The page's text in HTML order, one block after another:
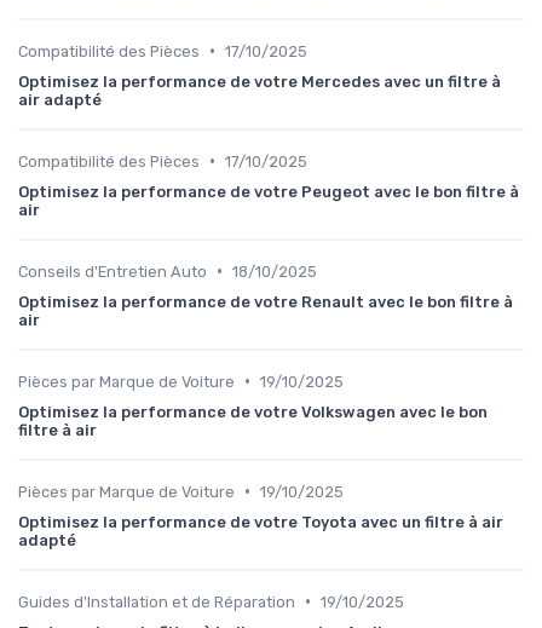
Compatibilité des Pièces • 17/10/2025
Optimisez la performance de votre Mercedes avec un filtre à
air adapté
Compatibilité des Pièces • 17/10/2025
Optimisez la performance de votre Peugeot avec le bon filtre à
air
Conseils d'Entretien Auto • 18/10/2025
Optimisez la performance de votre Renault avec le bon filtre à
air
Pièces par Marque de Voiture • 19/10/2025
Optimisez la performance de votre Volkswagen avec le bon
filtre à air
Pièces par Marque de Voiture • 19/10/2025
Optimisez la performance de votre Toyota avec un filtre à air
adapté
Guides d'Installation et de Réparation • 19/10/2025